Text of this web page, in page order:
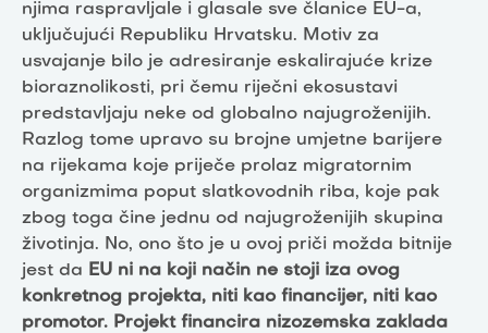
njima raspravljale i glasale sve članice EU-a,
uključujući Republiku Hrvatsku. Motiv za
usvajanje bilo je adresiranje eskalirajuće krize
bioraznolikosti, pri čemu riječni ekosustavi
predstavljaju neke od globalno najugroženijih.
Razlog tome upravo su brojne umjetne barijere
na rijekama koje priječe prolaz migratornim
organizmima poput slatkovodnih riba, koje pak
zbog toga čine jednu od najugroženijih skupina
životinja. No, ono što je u ovoj priči možda bitnije
jest da
EU ni na koji način ne stoji iza ovog
konkretnog projekta, niti kao financijer, niti kao
promotor. Projekt financira nizozemska zaklada